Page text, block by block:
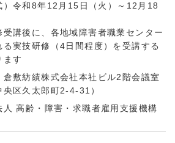
）令和8年12月15日（火）～12月18
講後に、各地域障害者職業センター
る実技研修（4日間程度）を受講する
ます
倉敷紡績株式会社本社ビル2階会議室
央区久太郎町2-4-31）
人 高齢・障害・求職者雇用支援機構